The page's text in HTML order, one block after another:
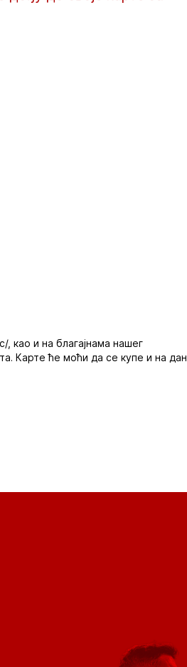
као и на благајнама нашег
Карте ће моћи да се купе и на дан